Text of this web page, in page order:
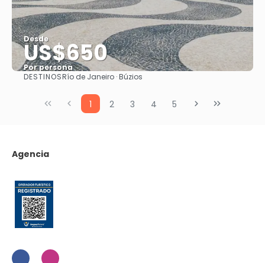
Desde
US$650
Por persona
Ver
DESTINOSRío de Janeiro · Búzios
1 2 3 4 5
Agencia